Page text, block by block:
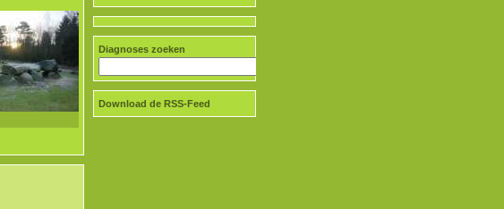
Diagnoses zoeken
Download de RSS-Feed